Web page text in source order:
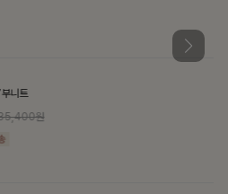
니트
원